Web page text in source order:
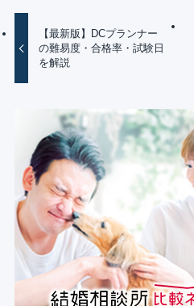
【最新版】DCプランナー
の難易度・合格率・試験日
を解説